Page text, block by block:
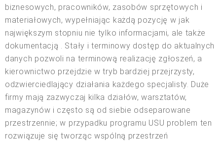
biznesowych, pracowników, zasobów sprzętowych i
materiałowych, wypełniając każdą pozycję w jak
największym stopniu nie tylko informacjami, ale także
dokumentacją . Stały i terminowy dostęp do aktualnych
danych pozwoli na terminową realizację zgłoszeń, a
kierownictwo przejdzie w tryb bardziej przejrzysty,
odzwierciedlający działania każdego specjalisty. Duże
firmy mają zazwyczaj kilka działów, warsztatów,
magazynów i często są od siebie odseparowane
przestrzennie; w przypadku programu USU problem ten
rozwiązuje się tworząc wspólną przestrzeń